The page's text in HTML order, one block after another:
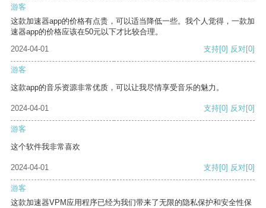
游客
这款加速器app的价格有点贵，可以适当降低一些。我个人觉得，一款加
速器app的价格应该在50元以下才比较合理。
2024-04-01
支持[0] 反对[0]
游客
这款app的音乐资源非常优质，可以让我尽情享受音乐的魅力。
2024-04-01 支持[0] 反对[0]
游客
这个软件我非常喜欢
2024-04-01 支持[0] 反对[0]
游客
这款加速器VPM应用程序已经为我们带来了无限的隐私保护和安全性保